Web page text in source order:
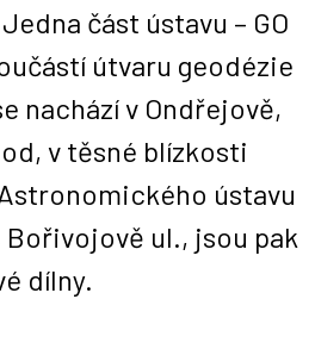
část ústavu – GO
útvaru geodézie
nachází v Ondřejově,
v těsné blízkosti
ústavu
Bořivojově ul., jsou pak
dílny.